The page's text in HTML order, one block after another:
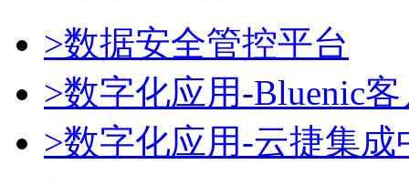
>数据安全管控平台
>数字化应用-Bluenic
>数字化应用-云捷集成